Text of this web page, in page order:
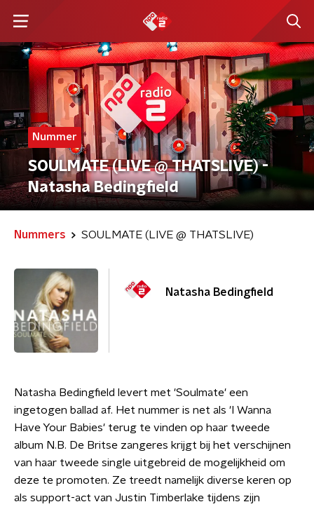
Nummer
SOULMATE (LIVE @ THATSLIVE) -
Natasha Bedingfield
Nummers SOULMATE (LIVE @ THATSLIVE)
Natasha Bedingfield
Natasha Bedingfield levert met 'Soulmate' een
ingetogen ballad af. Het nummer is net als 'I Wanna
Have Your Babies' terug te vinden op haar tweede
album N.B. De Britse zangeres krijgt bij het verschijnen
van haar tweede single uitgebreid de mogelijkheid om
deze te promoten. Ze treedt namelijk diverse keren op
als support-act van Justin Timberlake tijdens zijn